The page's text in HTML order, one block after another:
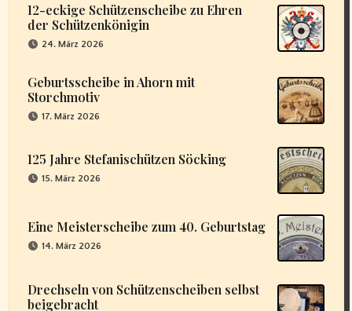
12-eckige Schützenscheibe zu Ehren
der Schützenkönigin
24. März 2026
Geburtsscheibe in Ahorn mit
Storchmotiv
17. März 2026
125 Jahre Stefanischützen Söcking
15. März 2026
Eine Meisterscheibe zum 40. Geburtstag
14. März 2026
Drechseln von Schützenscheiben selbst
beigebracht